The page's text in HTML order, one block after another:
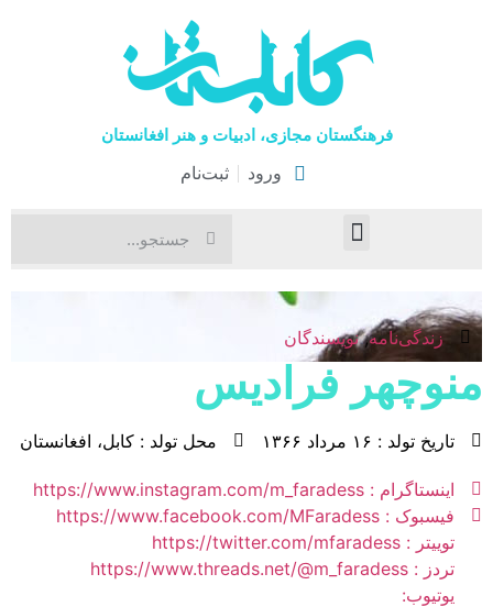
فرهنگستان مجازی، ادبیات و هنر افغانستان
ورود ثبت‌نام
زندگی‌نامه,نویسندگان
منوچهر فرادیس
تاریخ تولد : ۱۶ مرداد ۱۳۶۶ محل تولد : کابل، افغانستان
اینستاگرام : https://www.instagram.com/m_faradess
فیسبوک : https://www.facebook.com/MFaradess
توییتر : https://twitter.com/mfaradess
تردز : https://www.threads.net/@m_faradess
یوتیوب: